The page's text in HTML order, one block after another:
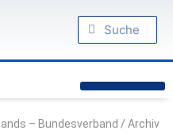
Suche
Suche
– Bundesverband / Archiv